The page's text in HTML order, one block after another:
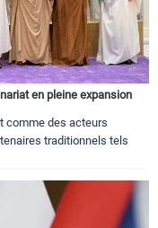
en pleine expansion
comme des acteurs
traditionnels tels